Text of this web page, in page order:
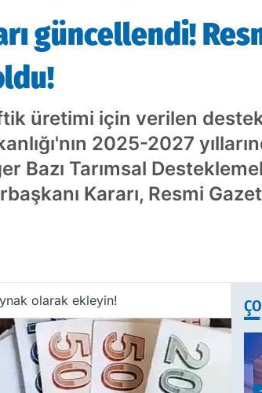
güncellendi!
üretimi için verilen
2025-2027
Bazı Tarımsal
Kararı, Resmi
olarak ekleyin!